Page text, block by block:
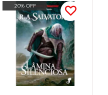
20% OFF